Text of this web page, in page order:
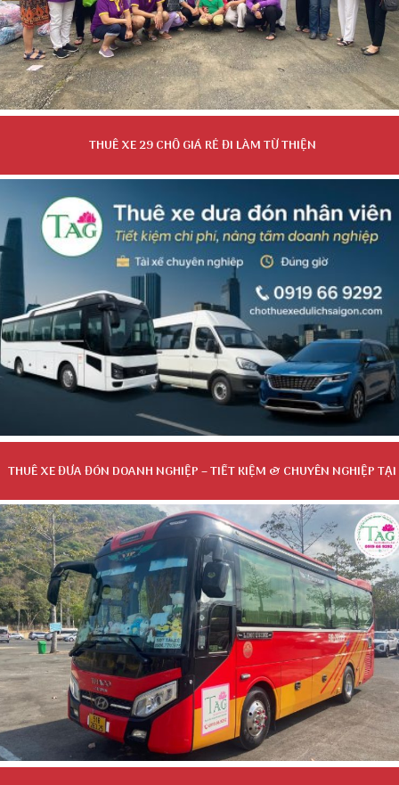
THUÊ XE 29 CHỖ GIÁ RẺ ĐI LÀM TỪ THIỆN
THUÊ XE ĐƯA ĐÓN DOANH NGHIỆP – TIẾT KIỆM & CHUYÊN NGHIỆP TẠI